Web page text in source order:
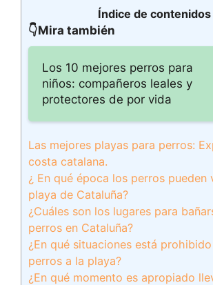
Índice de contenidos
👇Mira también
Los 10 mejores perros para
niños: compañeros leales y
protectores de por vida
Las mejores playas para perros:
costa catalana.
¿ En qué época los perros pueden
playa de Cataluña?
¿Cuáles son los lugares para
perros en Cataluña?
¿En qué situaciones está
perros a la playa?
¿En qué momento es apropiado